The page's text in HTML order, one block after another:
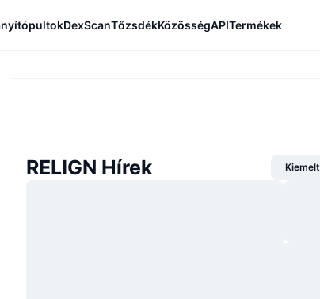
DexScanTőzsdékKözösségAPITermékek
RELIGN Hírek Kiemelt